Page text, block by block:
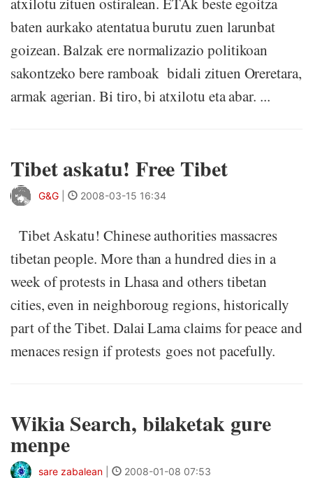
baten aurkako atentatua burutu zuen larunbat
goizean. Balzak ere normalizazio politikoan
sakontzeko bere ramboak bidali zituen Oreretara,
armak agerian. Bi tiro, bi atxilotu eta abar. ...
Tibet askatu! Free Tibet
G&G 2008-03-15 16:34
Tibet Askatu! Chinese authorities massacres
tibetan people. More than a hundred dies in a
week of protests in Lhasa and others tibetan
cities, even in neighboroug regions, historically
part of the Tibet. Dalai Lama claims for peace and
menaces resign if protests goes not pacefully.
Wikia Search, bilaketak gure
menpe
sare zabalean 2008-01-08 07:53